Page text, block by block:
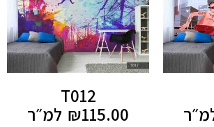
T012
₪115.00 למ״ר